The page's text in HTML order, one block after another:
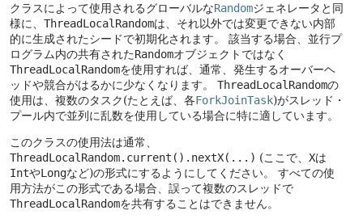
クラスによって使用されるグローバルなRandomジェネレータと同
様に、 ThreadLocalRandomは、それ以外では変更できない内部
的に生成されたシードで初期化されます。
該当する場合、並行プ
ログラム内の共有されたRandomオブジェクトではなく
ThreadLocalRandomを使用すれば、通常、発生するオーバーヘ
ッドや競合がはるかに少なくなります。
ThreadLocalRandomの
使用は、複数のタスク(たとえば、各ForkJoinTask)がスレッド・
プール内で並列に乱数を使用している場合に特に適しています。
このクラスの使用法は通常、
ThreadLocalRandom.current().nextX(...) (ここで、 Xは
IntやLongなど)の形式にするようにしてください。
すべての使
用方法がこの形式である場合、誤って複数のスレッドで
ThreadLocalRandomを共有することはできません。